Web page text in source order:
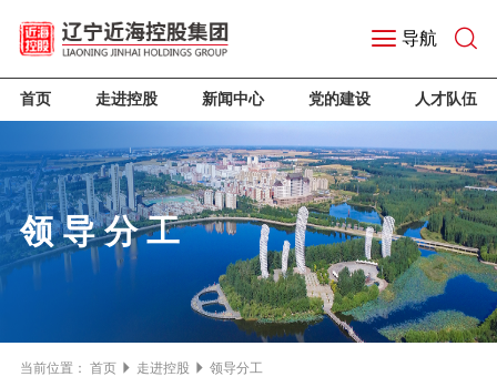
导航
首页 走进控股 新闻中心 党的建设 人才队伍
领导分工
当前位置： 首页 走进控股 领导分工